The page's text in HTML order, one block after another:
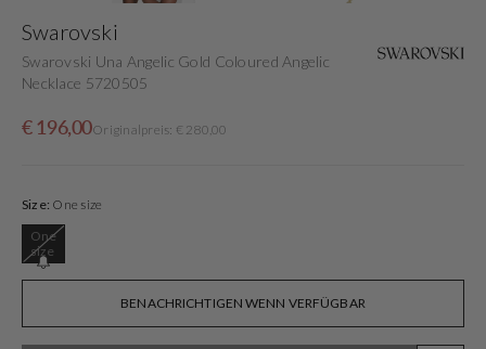
Swarovski
Swarovski Una Angelic Gold Coloured Angelic
Necklace 5720505
Verkaufspreis
€ 196,00
NormalerOriginalpreis: € 280,00
Size: One size
One
sizeVariante
ausverkauft
oder
BENACHRICHTIGEN WENN VERFÜGBAR